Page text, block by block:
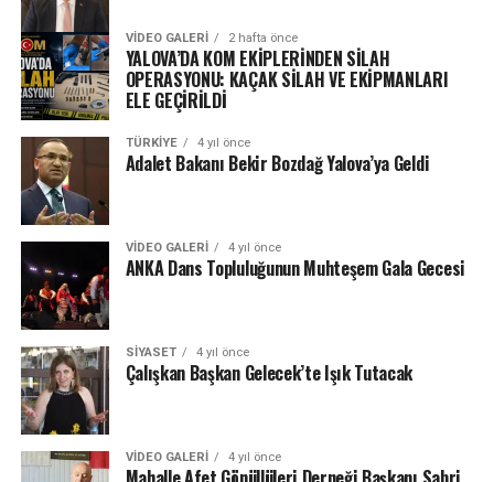
VIDEO GALERI 2 hafta önce
YALOVA’DA KOM EKİPLERİNDEN SİLAH
OPERASYONU: KAÇAK SİLAH VE EKİPMANLARI
ELE GEÇİRİLDİ
TÜRKIYE 4 yıl önce
Adalet Bakanı Bekir Bozdağ Yalova’ya Geldi
VIDEO GALERI 4 yıl önce
ANKA Dans Topluluğunun Muhteşem Gala Gecesi
SIYASET 4 yıl önce
Çalışkan Başkan Gelecek’te Işık Tutacak
VIDEO GALERI 4 yıl önce